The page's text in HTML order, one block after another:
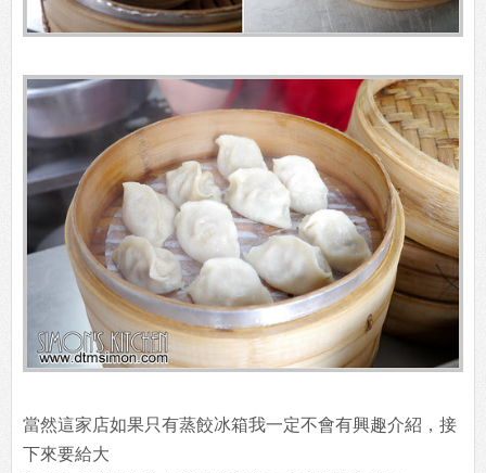
當然這家店如果只有蒸餃冰箱我一定不會有興趣介紹，接
下來要給大